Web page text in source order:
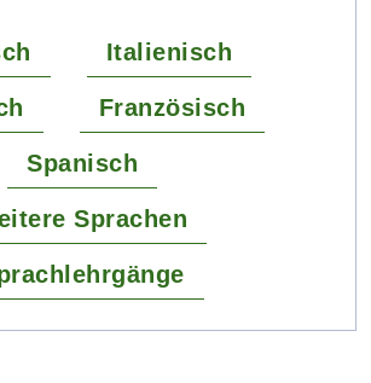
Italienisch
Französisch
Spanisch
Sprachen